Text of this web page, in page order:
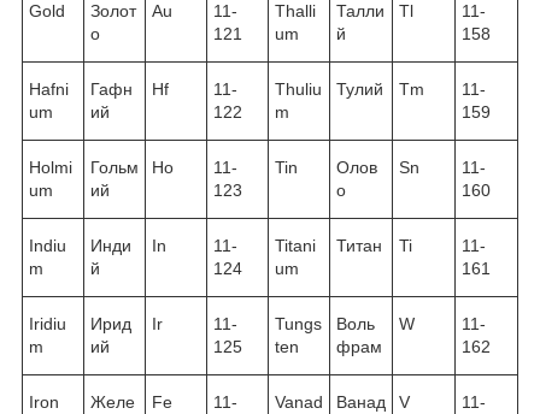
Gold
Золот
о
Au
11-
121
Thalli
um
Талли
й
Tl
11-
158
Hafni
um
Гафн
ий
Hf
11-
122
Thuliu
m
Тулий Tm
11-
159
Holmi
um
Гольм
ий
Ho
11-
123
Tin
Олов
о
Sn
11-
160
Indiu
m
Инди
й
In
11-
124
Titani
um
Титан Ti
11-
161
Iridiu
m
Ирид
ий
Ir
11-
125
Tungs
ten
Воль
фрам
W
11-
162
Iron
Желе
Fe
11-
Vanad
Ванад
V
11-